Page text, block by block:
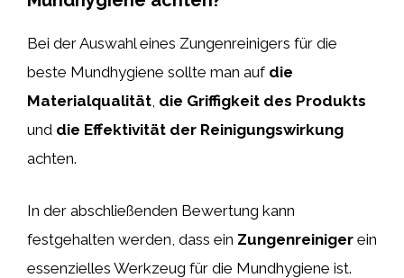
Bei der Auswahl eines Zungenreinigers für die
beste Mundhygiene sollte man auf die
Materialqualität, die Griffigkeit des Produkts
und die Effektivität der Reinigungswirkung
achten.
In der abschließenden Bewertung kann
festgehalten werden, dass ein Zungenreiniger ein
essenzielles Werkzeug für die Mundhygiene ist.